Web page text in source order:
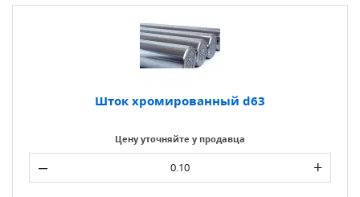
Шток хромированный d63
Цену уточняйте у продавца
– +